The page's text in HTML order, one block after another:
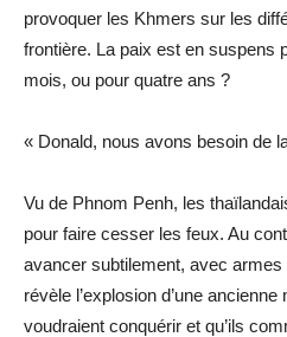
provoquer les Khmers sur les
frontière. La paix est en suspens
mois, ou pour quatre ans ?
« Donald, nous avons besoin de
Vu de Phnom Penh, les
pour faire cesser les feux. Au
avancer subtilement, avec
révèle l’explosion d’une
voudraient conquérir et qu’ils